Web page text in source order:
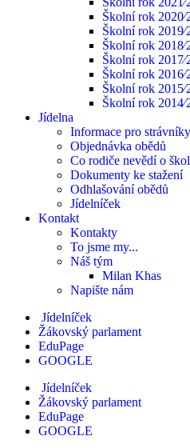
Školní rok
Školní rok
Školní rok
Školní rok
Školní rok
Školní rok
Školní rok
Jídelna
Informace pro strávníky
Objednávka obědů
Co rodiče nevědí o
Dokumenty ke stažení
Odhlašování obědů
Jídelníček
Kontakt
Kontakty
To jsme my...
Náš tým
Milan Khas
Napište nám
Jídelníček
Žákovský parlament
EduPage
GOOGLE
Jídelníček
Žákovský parlament
EduPage
GOOGLE